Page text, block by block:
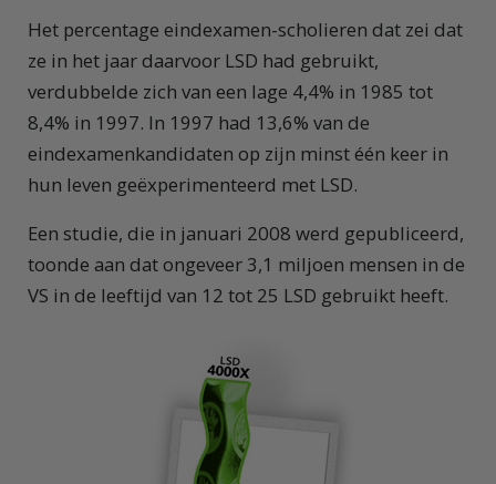
Het percentage eindexamen-scholieren dat zei dat
ze in het jaar daarvoor LSD had gebruikt,
verdubbelde zich van een lage 4,4% in 1985 tot
8,4% in 1997. In 1997 had 13,6% van de
eindexamenkandidaten op zijn minst één keer in
hun leven geëxperimenteerd met LSD.
Een studie, die in januari 2008 werd gepubliceerd,
toonde aan dat ongeveer 3,1 miljoen mensen in de
VS in de leeftijd van 12 tot 25 LSD gebruikt heeft.